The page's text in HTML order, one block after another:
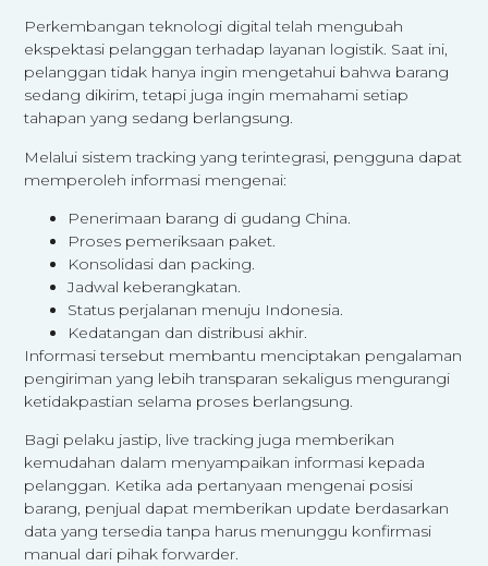
Perkembangan teknologi digital telah mengubah
ekspektasi pelanggan terhadap layanan logistik. Saat ini,
pelanggan tidak hanya ingin mengetahui bahwa barang
sedang dikirim, tetapi juga ingin memahami setiap
tahapan yang sedang berlangsung.
Melalui sistem tracking yang terintegrasi, pengguna dapat
memperoleh informasi mengenai:
Penerimaan barang di gudang China.
Proses pemeriksaan paket.
Konsolidasi dan packing.
Jadwal keberangkatan.
Status perjalanan menuju Indonesia.
Kedatangan dan distribusi akhir.
Informasi tersebut membantu menciptakan pengalaman
pengiriman yang lebih transparan sekaligus mengurangi
ketidakpastian selama proses berlangsung.
Bagi pelaku jastip, live tracking juga memberikan
kemudahan dalam menyampaikan informasi kepada
pelanggan. Ketika ada pertanyaan mengenai posisi
barang, penjual dapat memberikan update berdasarkan
data yang tersedia tanpa harus menunggu konfirmasi
manual dari pihak forwarder.